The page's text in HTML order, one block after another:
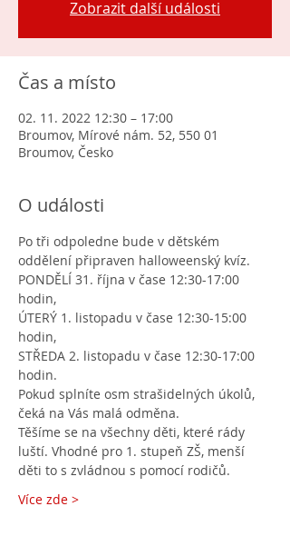
Zobrazit další události
Čas a místo
02. 11. 2022 12:30 – 17:00
Broumov, Mírové nám. 52, 550 01
Broumov, Česko
O události
Po tři odpoledne bude v dětském
oddělení připraven halloweenský kvíz.
PONDĚLÍ 31. října v čase 12:30-17:00
hodin,
ÚTERÝ 1. listopadu v čase 12:30-15:00
hodin,
STŘEDA 2. listopadu v čase 12:30-17:00
hodin.
Pokud splníte osm strašidelných úkolů,
čeká na Vás malá odměna.
Těšíme se na všechny děti, které rády
luští. Vhodné pro 1. stupeň ZŠ, menší
děti to s zvládnou s pomocí rodičů.
Více zde >